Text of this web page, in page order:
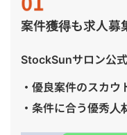
案件獲得も求人募
StockSunサロン公
・優良案件のスカウ
・条件に合う優秀人